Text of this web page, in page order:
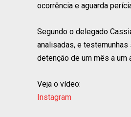
ocorrência e aguarda
Segundo o delegado
analisadas, e
detenção de um mês a um
Veja o vídeo:
Instagram